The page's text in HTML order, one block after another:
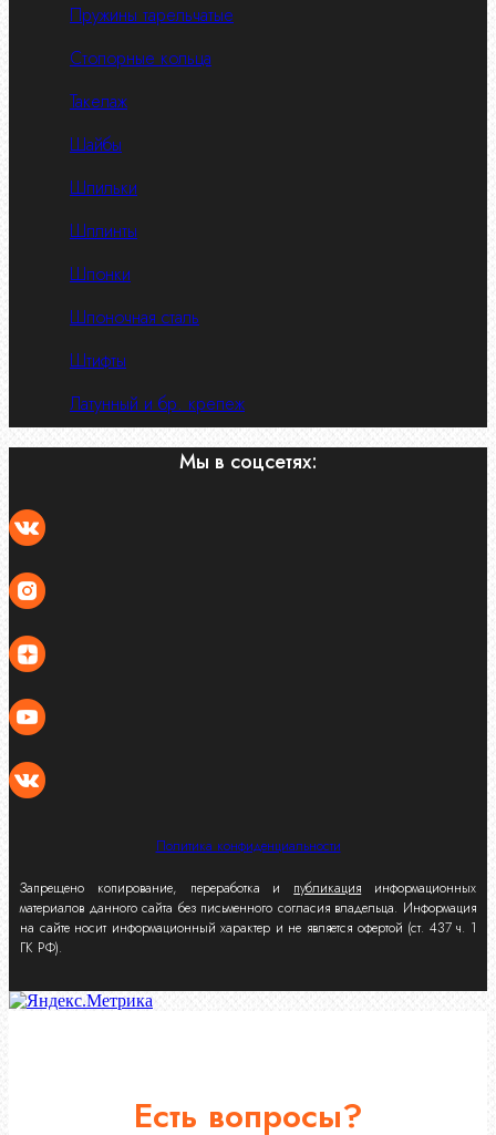
Пружины тарельчатые
Стопорные кольца
Такелаж
Шайбы
Шпильки
Шплинты
Шпонки
Шпоночная сталь
Штифты
Латунный и бр. крепеж
Мы в соцсетях:
Политика конфиденциальности
Запрещено копирование, переработка и публикация информационных
материалов данного сайта без письменного согласия владельца. Информация
на сайте носит информационный характер и не является офертой (ст. 437 ч. 1
ГК РФ).
Есть вопросы?